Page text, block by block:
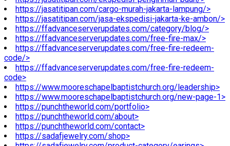
https://jasatitipan.com/cargo-murah-jakarta-lampung/>
https://jasatitipan.com/jasa-ekspedisi-jakarta-ke-ambon/>
https://ffadvanceserverupdates.com/category/blog/>
https://ffadvanceserverupdates.com/free-fire-max/>
https://ffadvanceserverupdates.com/free-fire-redeem-
code/>
https://ffadvanceserverupdates.com/free-fire-redeem-
code>
https://www.mooreschapelbaptistchurch.org/leadership>
https://www.mooreschapelbaptistchurch.org/new-page-1>
https://punchtheworld.com/portfolio>
https://punchtheworld.com/about>
https://punchtheworld.com/contact>
https://sadafjewelry.com/shop>